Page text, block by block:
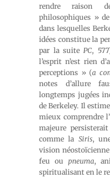
rendre raison
philosophiques »
dans lesquelles
idées constitue la
par la suitePC,
l’esprit n’est rien
perceptions » (a
notes d’allure
longtemps jugées
de Berkeley. Il
mieux comprendre
majeure
comme la Siris,
vision
feu oupneuma,
spiritualisant en le